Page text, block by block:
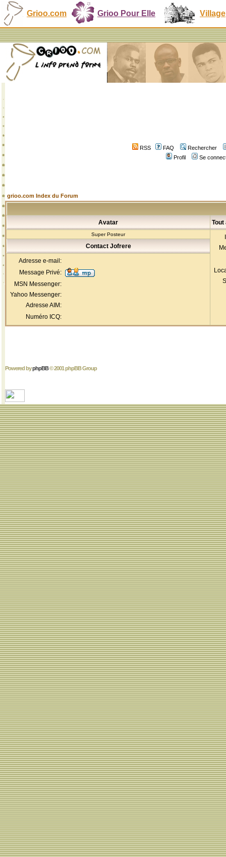
Grioo.com Grioo Pour Elle Village
RSS FAQ
Rechercher
Profil
Se
grioo.com Index du Forum
Avatar Tout
Super Posteur
Contact Jofrere
Adresse e-mail:
Message Privé:
MSN Messenger:
Yahoo Messenger:
Adresse AIM:
Numéro ICQ:
Powered byphpBB© 2001 phpBB Group